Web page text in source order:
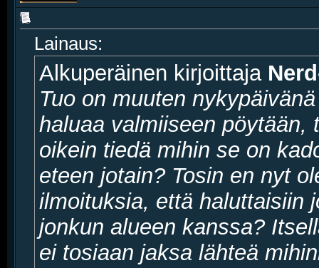
Lainaus:
Alkuperäinen kirjoittaja
Tuo on muuten
haluaa valmiiseen pöytään,
oikein tiedä mihin se on
eteen jotain? Tosin en nyt
ilmoituksia, että haluttaisiin
jonkun alueen kanssa?
ei tosiaan jaksa lähteä